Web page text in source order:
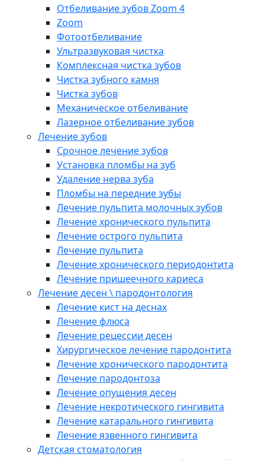
Отбеливание зубов Zoom 4
Zoom
Фотоотбеливание
Ультразвуковая чистка
Комплексная чистка зубов
Чистка зубного камня
Чистка зубов
Механическое отбеливание
Лазерное отбеливание зубов
Лечение зубов
Срочное лечение зубов
Установка пломбы на зуб
Удаление нерва зуба
Пломбы на передние зубы
Лечение пульпита молочных зубов
Лечение хронического пульпита
Лечение острого пульпита
Лечение пульпита
Лечение хронического периодонтита
Лечение пришеечного кариеса
Лечение десен \ пародонтология
Лечение кист на деснах
Лечение флюса
Лечение рецессии десен
Хирургическое лечение пародонтита
Лечение хронического пародонтита
Лечение пародонтоза
Лечение опущения десен
Лечение некротического гингивита
Лечение катарального гингивита
Лечение язвенного гингивита
Детская стоматология